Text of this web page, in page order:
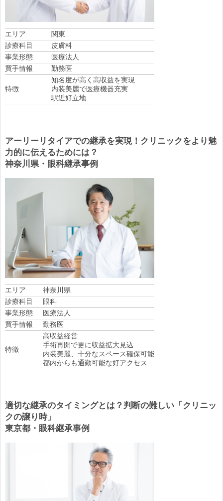
エリア
関東
診療科目
皮膚科
事業形態
医療法人
買手情報
勤務医
特徴
知名度が高く高収益を実現
内装美麗で医療機器充実
駅近好立地
アーリーリタイアでの継承を実現！クリニックをより魅
力的に伝えるためには？
神奈川県・眼科継承事例
エリア
神奈川県
診療科目
眼科
事業形態
医療法人
買手情報
勤務医
特徴
高収益経営
手術再開で更に収益拡大見込
内装美麗、十分なスペース確保可能
都内からも通勤可能な好アクセス
適切な継承のタイミングとは？判断の難しい「クリニッ
クの譲り時」
東京都・眼科継承事例